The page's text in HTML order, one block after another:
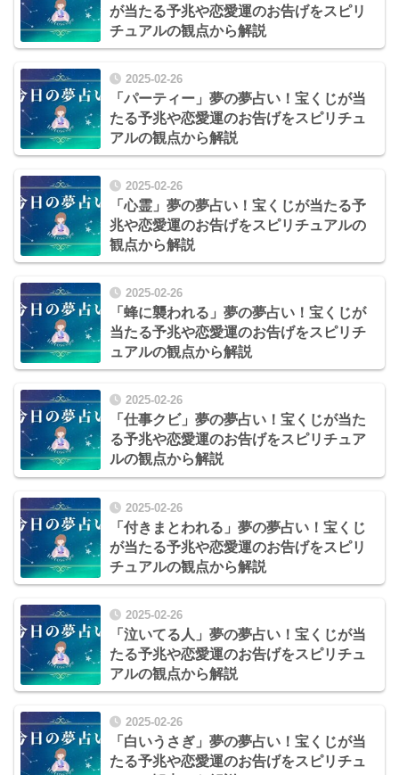
が当たる予兆や恋愛運のお告げをスピリ
チュアルの観点から解説
2025-02-26
「パーティー」夢の夢占い！宝くじが当
たる予兆や恋愛運のお告げをスピリチュ
アルの観点から解説
2025-02-26
「心霊」夢の夢占い！宝くじが当たる予
兆や恋愛運のお告げをスピリチュアルの
観点から解説
2025-02-26
「蜂に襲われる」夢の夢占い！宝くじが
当たる予兆や恋愛運のお告げをスピリチ
ュアルの観点から解説
2025-02-26
「仕事クビ」夢の夢占い！宝くじが当た
る予兆や恋愛運のお告げをスピリチュア
ルの観点から解説
2025-02-26
「付きまとわれる」夢の夢占い！宝くじ
が当たる予兆や恋愛運のお告げをスピリ
チュアルの観点から解説
2025-02-26
「泣いてる人」夢の夢占い！宝くじが当
たる予兆や恋愛運のお告げをスピリチュ
アルの観点から解説
2025-02-26
「白いうさぎ」夢の夢占い！宝くじが当
たる予兆や恋愛運のお告げをスピリチュ